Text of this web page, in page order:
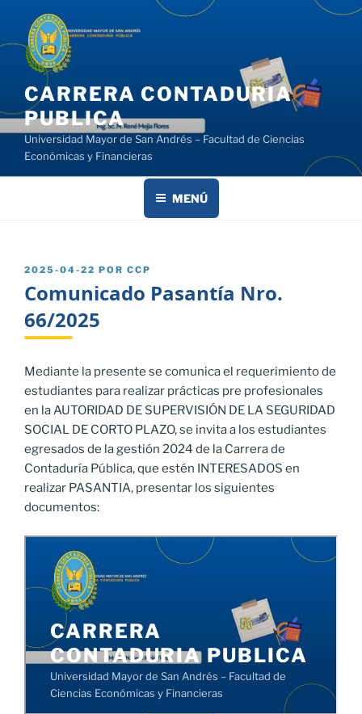
contenido
CARRERA CONTADURIA
PUBLICA
Universidad Mayor de San Andrés – Facultad de Ciencias
Económicas y Financieras
MENÚ
PUBLICADO
2025-04-22 POR CCP
Comunicado Pasantía Nro.
66/2025
Mediante la presente se comunica el requerimiento de
estudiantes para realizar prácticas pre profesionales
en la AUTORIDAD DE SUPERVISIÓN DE LA SEGURIDAD
SOCIAL DE CORTO PLAZO, se invita a los estudiantes
egresados de la gestión 2024 de la Carrera de
Contaduría Pública, que estén INTERESADOS en
realizar PASANTIA, presentar los siguientes
documentos: